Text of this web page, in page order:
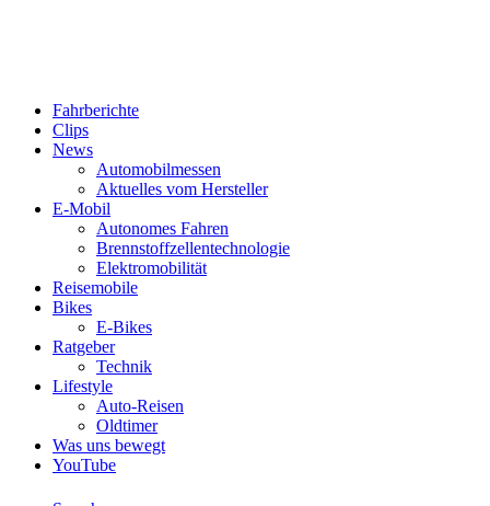
Fahrberichte
Clips
News
Automobilmessen
Aktuelles vom Hersteller
E-Mobil
Autonomes Fahren
Brennstoffzellentechnologie
Elektromobilität
Reisemobile
Bikes
E-Bikes
Ratgeber
Technik
Lifestyle
Auto-Reisen
Oldtimer
Was uns bewegt
YouTube